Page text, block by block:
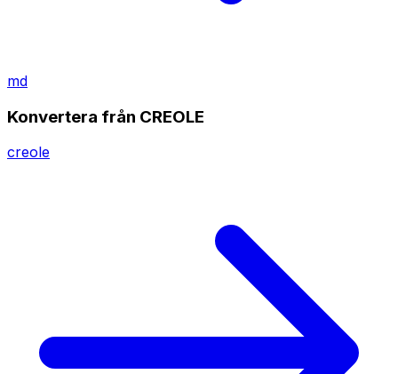
md
Konvertera från CREOLE
creole